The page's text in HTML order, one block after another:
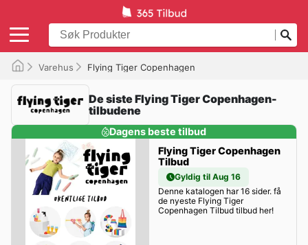
Varehus Flying Tiger Copenhagen
De siste Flying Tiger Copenhagen-
tilbudene
Dagens beste tilbud
Flying Tiger Copenhagen
Tilbud
Gyldig til Aug 16
Denne katalogen har 16 sider. få
de nyeste Flying Tiger
Copenhagen Tilbud tilbud her!